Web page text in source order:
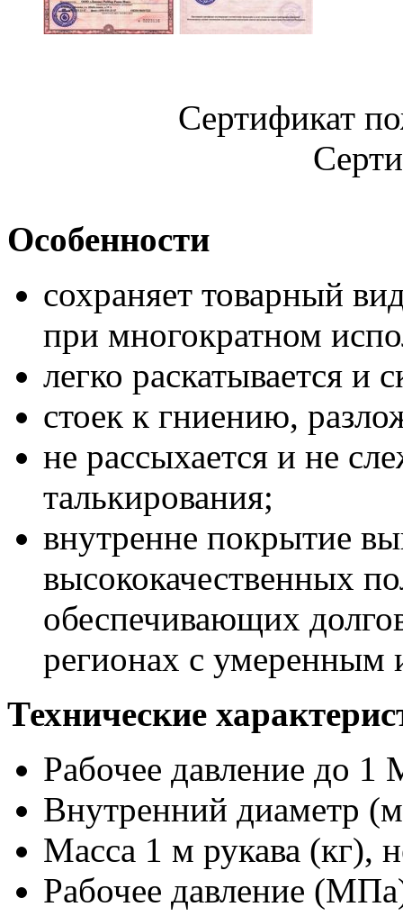
Сертификат
Сертификат
Особенности
сохраняет товарный
при многократном
легко раскатывается и
стоек к гниению,
не рассыхается и не
талькирования;
внутренне покрытие
высококачественных
обеспечивающих
регионах с
Технические
Рабочее давление до
Внутренний диаметр
Масса 1 м рукава (кг),
Рабочее давление